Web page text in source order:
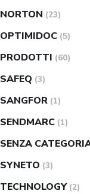
NORTON (23)
OPTIMIDOC (5)
PRODOTTI (60)
SAFEQ (3)
SANGFOR (1)
SENDMARC (1)
SENZA
SYNETO (3)
TECHNOLOGY (2)